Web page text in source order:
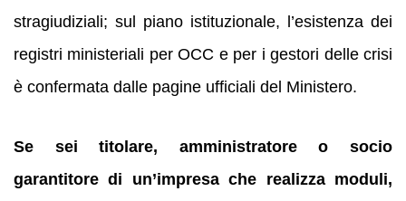
stragiudiziali; sul piano istituzionale, l’esistenza dei
registri ministeriali per OCC e per i gestori delle crisi
è confermata dalle pagine ufficiali del Ministero.
Se sei titolare, amministratore o socio
garantitore di un’impresa che realizza moduli,